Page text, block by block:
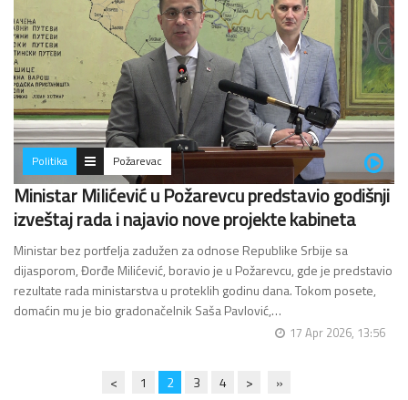
Politika Požarevac
Ministar Milićević u Požarevcu predstavio godišnji
izveštaj rada i najavio nove projekte kabineta
Ministar bez portfelja zadužen za odnose Republike Srbije sa
dijasporom, Đorđe Milićević, boravio je u Požarevcu, gde je predstavio
rezultate rada ministarstva u proteklih godinu dana. Tokom posete,
domaćin mu je bio gradonačelnik Saša Pavlović,…
17 Apr 2026, 13:56
< 1 2 3 4 > »